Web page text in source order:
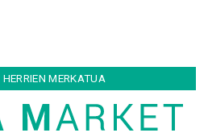
MERKATUA